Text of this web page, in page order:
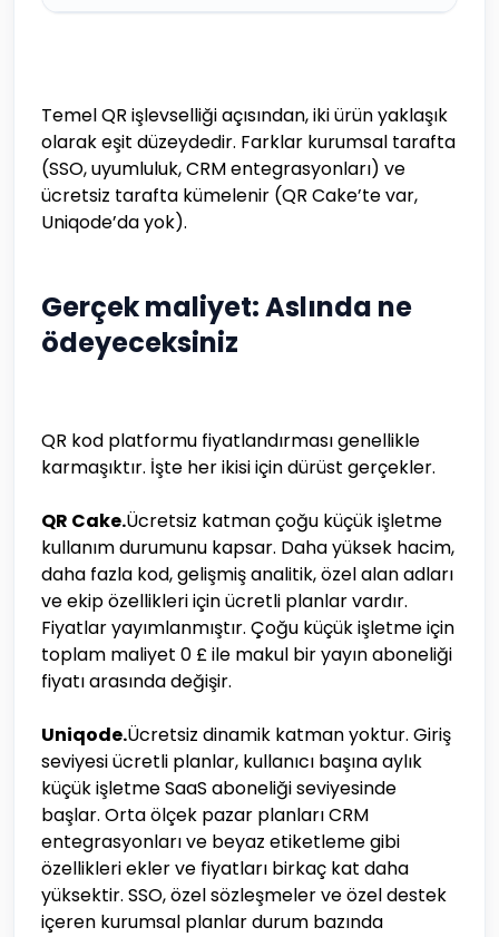
Temel QR işlevselliği açısından, iki ürün yaklaşık
olarak eşit düzeydedir. Farklar kurumsal tarafta
(SSO, uyumluluk, CRM entegrasyonları) ve
ücretsiz tarafta kümelenir (QR Cake’te var,
Uniqode’da yok).
Gerçek maliyet: Aslında ne
ödeyeceksiniz
QR kod platformu fiyatlandırması genellikle
karmaşıktır. İşte her ikisi için dürüst gerçekler.
QR Cake.Ücretsiz katman çoğu küçük işletme
kullanım durumunu kapsar. Daha yüksek hacim,
daha fazla kod, gelişmiş analitik, özel alan adları
ve ekip özellikleri için ücretli planlar vardır.
Fiyatlar yayımlanmıştır. Çoğu küçük işletme için
toplam maliyet 0 £ ile makul bir yayın aboneliği
fiyatı arasında değişir.
Uniqode.Ücretsiz dinamik katman yoktur. Giriş
seviyesi ücretli planlar, kullanıcı başına aylık
küçük işletme SaaS aboneliği seviyesinde
başlar. Orta ölçek pazar planları CRM
entegrasyonları ve beyaz etiketleme gibi
özellikleri ekler ve fiyatları birkaç kat daha
yüksektir. SSO, özel sözleşmeler ve özel destek
içeren kurumsal planlar durum bazında